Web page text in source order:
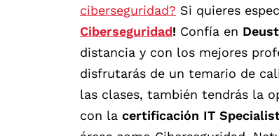
ciberseguridad? Si quieres
Ciberseguridad! Confía en
distancia y con los mejores
disfrutarás de un temario de
las clases, también tendrás la
con la certificación IT